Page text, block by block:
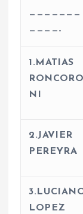
———————
————-
1.MATIAS
RONCORO
NI
2.JAVIER
PEREYRA
LOPEZ